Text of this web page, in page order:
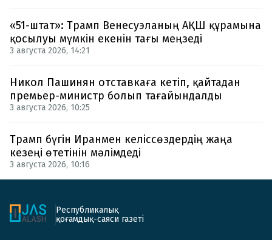
«51-штат»: Трамп Венесуэланың АҚШ құрамына
қосылуы мүмкін екенін тағы меңзеді
3 августа 2026, 14:21
Никол Пашинян отставкаға кетіп, қайтадан
премьер-министр болып тағайындалды
3 августа 2026, 10:25
Трамп бүгін Иранмен келіссөздердің жаңа
кезеңі өтетінін мәлімдеді
3 августа 2026, 10:16
Республикалық
қоғамдық-саяси газеті